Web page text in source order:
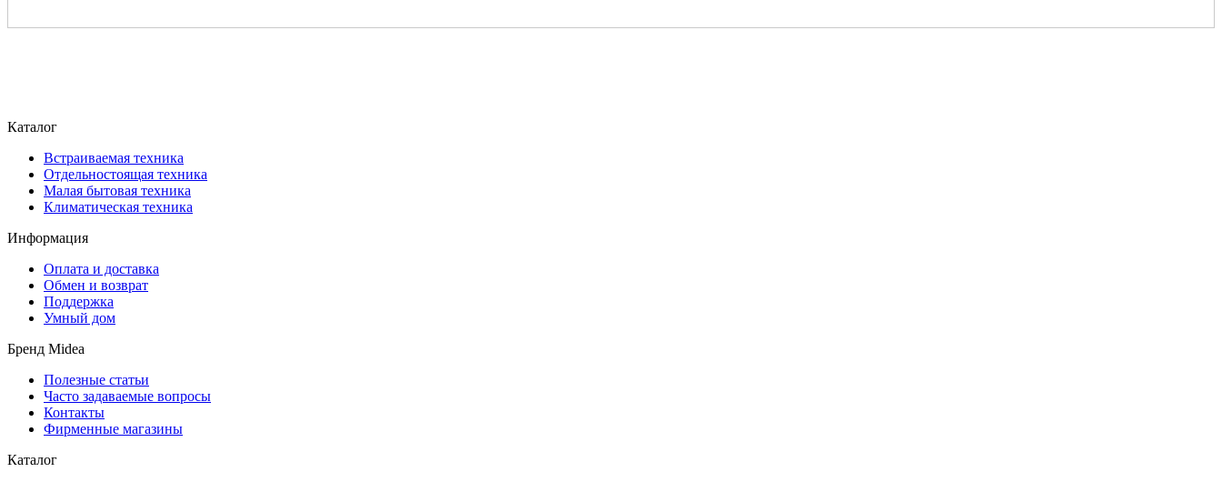
Каталог
Встраиваемая техника
Отдельностоящая техника
Малая бытовая техника
Климатическая техника
Информация
Оплата и доставка
Обмен и возврат
Поддержка
Умный дом
Бренд Midea
Полезные статьи
Часто задаваемые вопросы
Контакты
Фирменные магазины
Каталог